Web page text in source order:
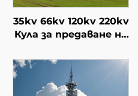
35kv 66kv 120kv 220kv
Кула за предаване на
енергия Решетъчна
кула